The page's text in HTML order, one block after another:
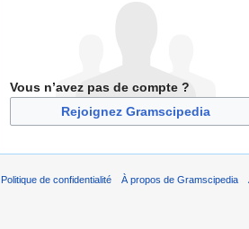
Vous n’avez pas de compte ?
Rejoignez Gramscipedia
Politique de confidentialité À propos de Gramscipedia